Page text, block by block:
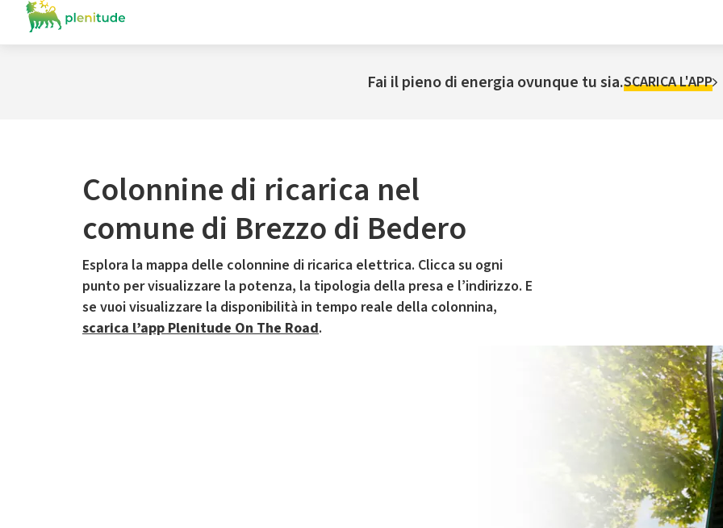
Fai il pieno di energia ovunque tu sia.SCARICA L'APP
Colonnine di ricarica nel
comune di Brezzo di Bedero
Esplora la mappa delle colonnine di ricarica elettrica. Clicca su ogni
punto per visualizzare la potenza, la tipologia della presa e l’indirizzo. E
se vuoi visualizzare la disponibilità in tempo reale della colonnina,
scarica l’app Plenitude On The Road.
Il servizio di mobilità elettrica è gestito da Plenitude On The Road